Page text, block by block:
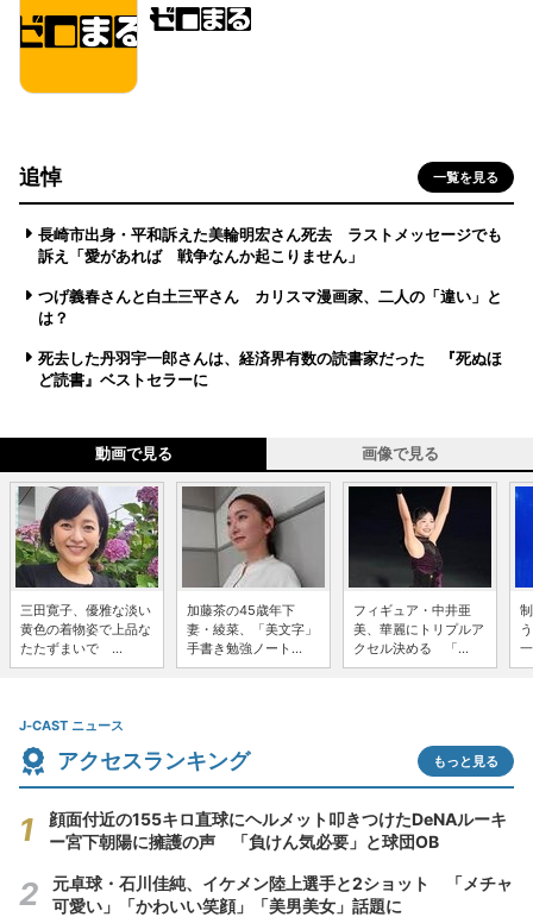
追悼 一覧を見る
長崎市出身・平和訴えた美輪明宏さん死去 ラストメッセージでも
訴え「愛があれば 戦争なんか起こりません」
つげ義春さんと白土三平さん カリスマ漫画家、二人の「違い」と
は？
死去した丹羽宇一郎さんは、経済界有数の読書家だった 『死ぬほ
ど読書』ベストセラーに
動画で見る 画像で見る
三田寛子、優雅な淡い
黄色の着物姿で上品な
たたずまいで ...
加藤茶の45歳年下
妻・綾菜、「美文字」
手書き勉強ノート...
フィギュア・中井亜
美、華麗にトリプルア
クセル決める 「...
J-CAST ニュース
アクセスランキング もっと見る
顔面付近の155キロ直球にヘルメット叩きつけたDeNAルーキ
ー宮下朝陽に擁護の声 「負けん気必要」と球団OB
元卓球・石川佳純、イケメン陸上選手と2ショット 「メチャ
可愛い」「かわいい笑顔」「美男美女」話題に